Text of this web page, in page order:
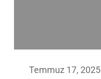
Temmuz 17, 2025